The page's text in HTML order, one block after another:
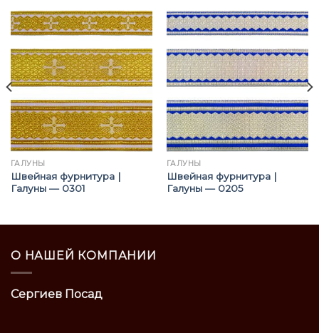
ГАЛУНЫ
Швейная фурнитура |
Галуны — 0301
ГАЛУНЫ
Швейная фурнитура |
Галуны — 0205
О НАШЕЙ КОМПАНИИ
Сергиев Посад